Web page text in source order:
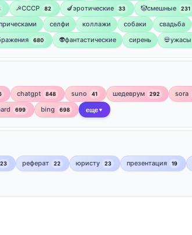
☭СССР 82 🍆эротические 33 🤡смешные 231
селфи коллажи собаки свадьба
680 👽фантастические сирень 💀ужасы
chatgpt 848 suno 41 шедеврум 292 sora
699 bing 698 еще ▼
23 реферат 22 юристу 23 презентация 19